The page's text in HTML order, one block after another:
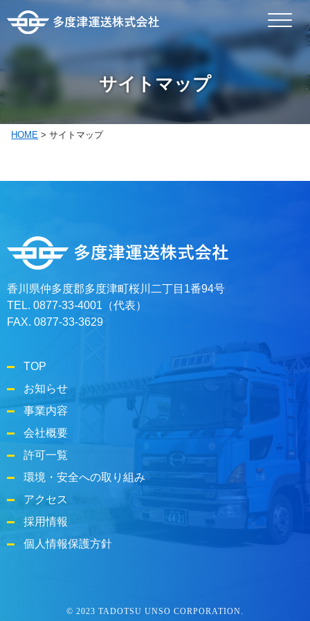
サイトマップ
HOME >サイトマップ
香川県仲多度郡多度津町桜川二丁目1番94号
TEL. 0877-33-4001（代表）
FAX. 0877-33-3629
TOP
お知らせ
事業内容
会社概要
許可一覧
環境・安全への取り組み
アクセス
採用情報
個人情報保護方針
© 2023 TADOTSU UNSO CORPORATION.